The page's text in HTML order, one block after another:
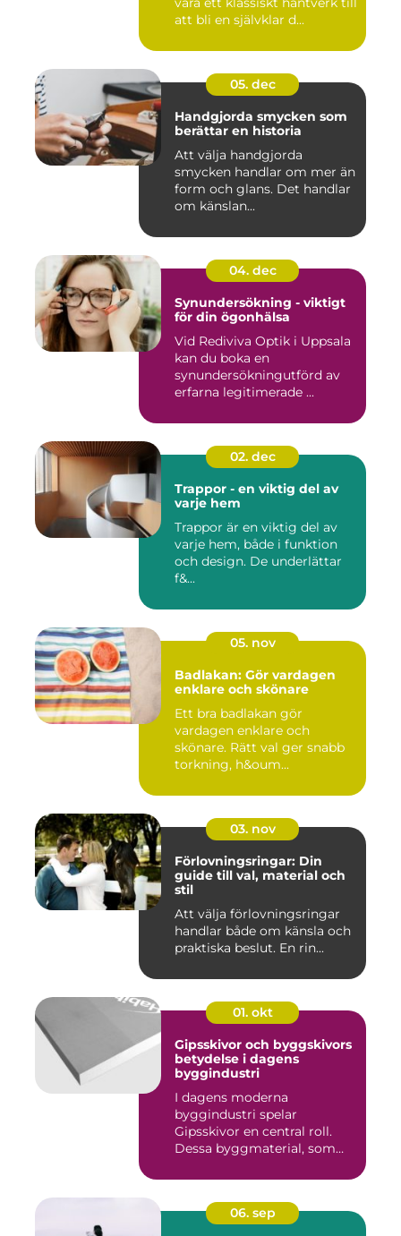
att bli en självklar d...
05. dec
Handgjorda smycken som
berättar en historia
Att välja handgjorda
smycken handlar om mer än
form och glans. Det handlar
om känslan...
04. dec
Synundersökning - viktigt
för din ögonhälsa
Vid Rediviva Optik i Uppsala
kan du boka en
synundersökningutförd av
erfarna legitimerade ...
02. dec
Trappor - en viktig del av
varje hem
Trappor är en viktig del av
varje hem, både i funktion
och design. De underlättar
f&...
05. nov
Badlakan: Gör vardagen
enklare och skönare
Ett bra badlakan gör
vardagen enklare och
skönare. Rätt val ger snabb
torkning, h&oum...
03. nov
Förlovningsringar: Din
guide till val, material och
stil
Att välja förlovningsringar
handlar både om känsla och
praktiska beslut. En rin...
01. okt
Gipsskivor och byggskivors
betydelse i dagens
byggindustri
I dagens moderna
byggindustri spelar
Gipsskivor en central roll.
Dessa byggmaterial, som
06. sep